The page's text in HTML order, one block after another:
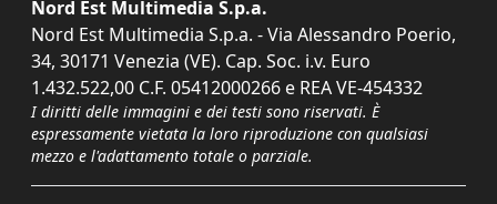
Nord Est Multimedia S.p.a.
Nord Est Multimedia S.p.a. - Via Alessandro Poerio,
34, 30171 Venezia (VE). Cap. Soc. i.v. Euro
1.432.522,00 C.F. 05412000266 e REA VE-454332
I diritti delle immagini e dei testi sono riservati. È
espressamente vietata la loro riproduzione con qualsiasi
mezzo e l'adattamento totale o parziale.